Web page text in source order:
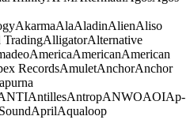
AkarmaAlaAladinAlienAliso
AlligatorAlternative
AmericaAmericanAmerican
RecordsAmuletAnchorAnchor
AntillesAntropANWOAOIAp-
AprilAqualoop